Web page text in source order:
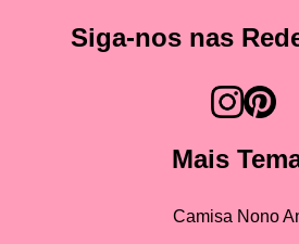
Siga-nos nas
Mais
Camisa Nono